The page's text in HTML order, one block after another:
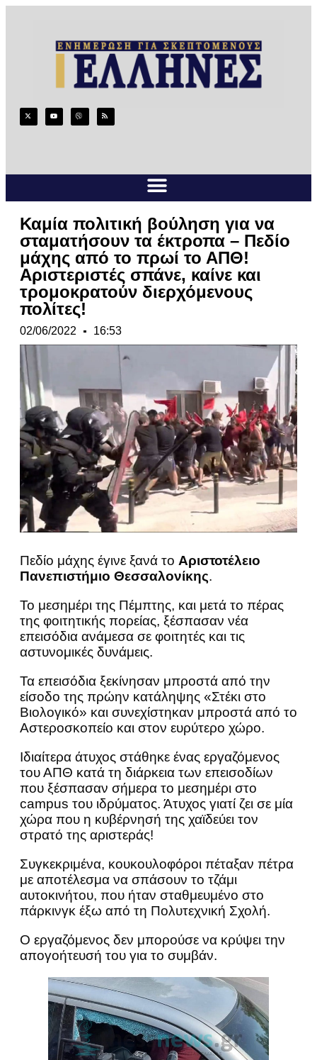
Καμία πολιτική βούληση για να
σταματήσουν τα έκτροπα – Πεδίο
μάχης από το πρωί το ΑΠΘ!
Αριστεριστές σπάνε, καίνε και
τρομοκρατούν διερχόμενους
πολίτες!
02/06/2022 16:53
Πεδίο μάχης έγινε ξανά το Αριστοτέλειο
Πανεπιστήμιο Θεσσαλονίκης.
Το μεσημέρι της Πέμπτης, και μετά το πέρας
της φοιτητικής πορείας, ξέσπασαν νέα
επεισόδια ανάμεσα σε φοιτητές και τις
αστυνομικές δυνάμεις.
Τα επεισόδια ξεκίνησαν μπροστά από την
είσοδο της πρώην κατάληψης «Στέκι στο
Βιολογικό» και συνεχίστηκαν μπροστά από το
Αστεροσκοπείο και στον ευρύτερο χώρο.
Ιδιαίτερα άτυχος στάθηκε ένας εργαζόμενος
του ΑΠΘ κατά τη διάρκεια των επεισοδίων
που ξέσπασαν σήμερα το μεσημέρι στο
campus του ιδρύματος. Άτυχος γιατί ζει σε μία
χώρα που η κυβέρνησή της χαϊδεύει τον
στρατό της αριστεράς!
Συγκεκριμένα, κουκουλοφόροι πέταξαν πέτρα
με αποτέλεσμα να σπάσουν το τζάμι
αυτοκινήτου, που ήταν σταθμευμένο στο
πάρκινγκ έξω από τη Πολυτεχνική Σχολή.
Ο εργαζόμενος δεν μπορούσε να κρύψει την
απογοήτευσή του για το συμβάν.